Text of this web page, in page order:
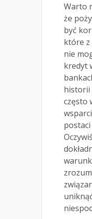
Warto
że
być
które
nie
kredyt
historii
często